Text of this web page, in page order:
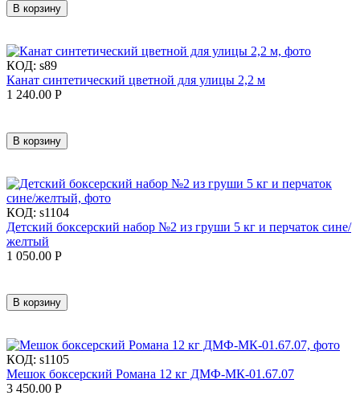
В корзину
КОД: s89
Канат синтетический цветной для улицы 2,2 м
1 240.00 Р
В корзину
КОД: s1104
Детский боксерский набор №2 из груши 5 кг и перчаток сине/
желтый
1 050.00 Р
В корзину
КОД: s1105
Мешок боксерский Романа 12 кг ДМФ-МК-01.67.07
3 450.00 Р